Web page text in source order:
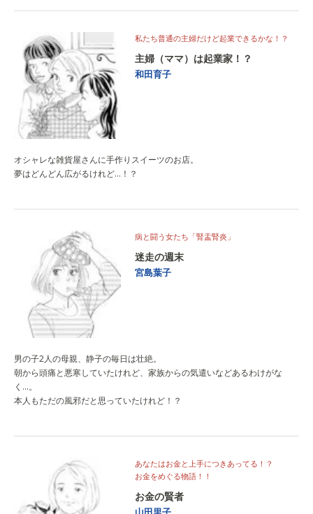
私たち普通の主婦だけど起業できるかな！？
主婦（ママ）は起業家！？
和田育子
オシャレな雑貨屋さんに手作りスイーツのお店。
夢はどんどん広がるけれど…！？
病と闘う女たち「腎盂腎炎」
迷走の週末
宮島葉子
男の子2人の母親、静子の毎日は壮絶。
朝から頭痛と悪寒していたけれど、家族からの気遣いなどあるわけがな
く…。
本人もただの風邪だと思っていたけれど！？
あなたはお金と上手につきあってる！？
お金をめぐる物語！！
お金の賢者